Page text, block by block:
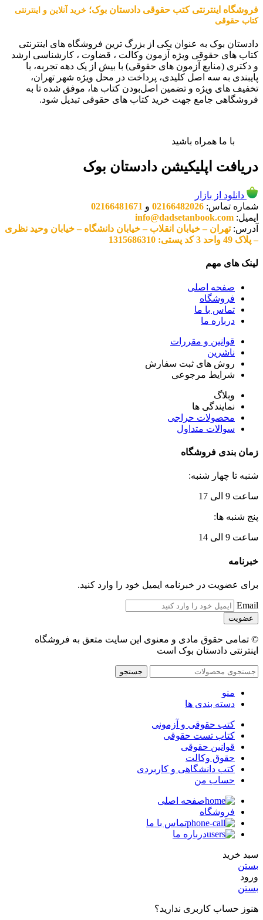
فروشگاه اینترنتی کتب حقوقی دادستان بوک؛ خرید آنلاین و اینترنتی
کتاب حقوقی
دادستان بوک به عنوان یکی از بزرگ ترین فروشگاه های اینترنتی
کتاب های حقوقی ویژه آزمون وکالت ، قضاوت ، کارشناسی ارشد
و دکتری (منابع آزمون های حقوقی) با بیش از یک دهه تجربه، با
پایبندی به سه اصل کلیدی، پرداخت در محل ویژه شهر تهران،
تخفیف های ویژه و تضمین اصل‌بودن کتاب ها، موفق شده تا به
فروشگاهی جامع جهت خرید کتاب های حقوقی تبدیل شود.
با ما همراه باشید
دریافت اپلیکیشن دادستان بوک
دانلود از بازار
شماره تماس: 02166482026 و 02166481671
ایمیل: info@dadsetanbook.com
آدرس:تهران – خیابان انقلاب – خیابان دانشگاه – خیابان وحید نظری
– پلاک 49 واحد 3 کد پستی: 1315686310
لینک های مهم
صفحه اصلی
فروشگاه
تماس با ما
درباره ما
قوانین و مقررات
ناشرین
روش های ثبت سفارش
شرایط مرجوعی
وبلاگ
نمایندگی ها
محصولات حراجی
سوالات متداول
زمان بندی فروشگاه
شنبه تا چهار شنبه:
ساعت 9 الی 17
پنج شنبه ها:
ساعت 9 الی 14
خبرنامه
برای عضویت در خبرنامه ایمیل خود را وارد کنید.
Email
© تمامی حقوق مادی و معنوی این سایت متعق به فروشگاه
اینترنتی دادستان بوک است
جستجو
منو
دسته بندی ها
کتب حقوقی و آزمونی
کتاب تست حقوقی
قوانین حقوقی
حقوق وکالت
کتب دانشگاهی و کاربردی
حساب من
صفحه اصلی
فروشگاه
تماس با ما
درباره ما
سبد خرید
بستن
ورود
بستن
هنوز حساب کاربری ندارید؟